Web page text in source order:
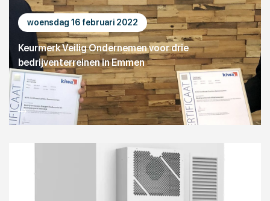
woensdag 16 februari 2022
Keurmerk Veilig Ondernemen voor drie
bedrijventerreinen in Emmen